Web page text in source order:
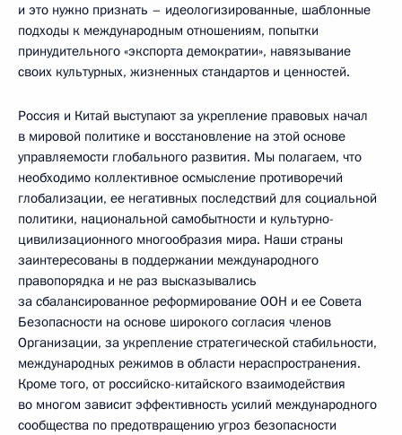
и это нужно признать – идеологизированные, шаблонные
подходы к международным отношениям, попытки
принудительного «экспорта демократии», навязывание
своих культурных, жизненных стандартов и ценностей.
Россия и Китай выступают за укрепление правовых начал
в мировой политике и восстановление на этой основе
управляемости глобального развития. Мы полагаем, что
необходимо коллективное осмысление противоречий
глобализации, ее негативных последствий для социальной
политики, национальной самобытности и культурно-
цивилизационного многообразия мира. Наши страны
заинтересованы в поддержании международного
правопорядка и не раз высказывались
за сбалансированное реформирование ООН и ее Совета
Безопасности на основе широкого согласия членов
Организации, за укрепление стратегической стабильности,
международных режимов в области нераспространения.
Кроме того, от российско-китайского взаимодействия
во многом зависит эффективность усилий международного
сообщества по предотвращению угроз безопасности